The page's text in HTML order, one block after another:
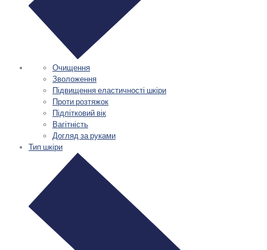
Очищення
Зволоження
Підвищення еластичності шкіри
Проти розтяжок
Підлітковий вік
Вагітність
Догляд за руками
Тип шкіри